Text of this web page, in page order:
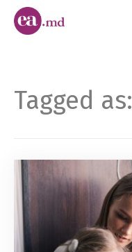
Tagged as: